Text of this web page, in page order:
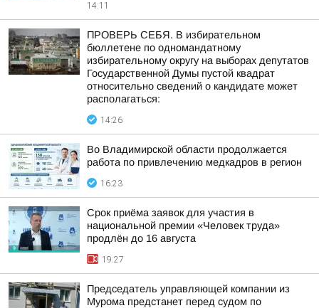
14:11
ПРОВЕРЬ СЕБЯ. В избирательном
бюллетене по одномандатному
избирательному округу на выборах депутатов
Государственной Думы пустой квадрат
относительно сведений о кандидате может
располагаться:
14:26
Во Владимирской области продолжается
работа по привлечению медкадров в регион
16:23
Срок приёма заявок для участия в
национальной премии «Человек труда»
продлён до 16 августа
19:27
Председатель управляющей компании из
Мурома предстанет перед судом по